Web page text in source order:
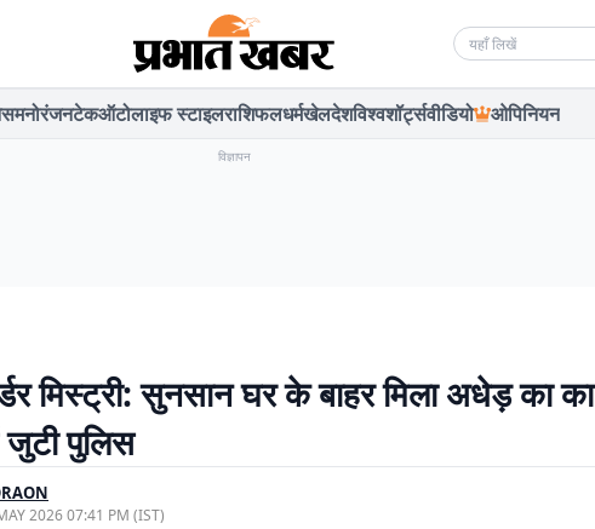
Search news
मनोरंजनटेकऑटोलाइफ स्टाइलराशिफलधर्मखेलदेशविश्वशॉर्ट्सवीडियो ओपिनियन
विज्ञापन
मिस्ट्री: सुनसान घर के बाहर मिला अधेड़ का का
पुलिस
2026 07:41 PM (IST)